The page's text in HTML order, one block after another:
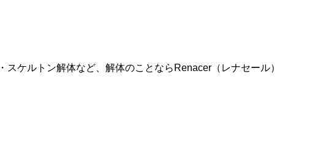
スケルトン解体など、解体のことならRenacer（レナセール）